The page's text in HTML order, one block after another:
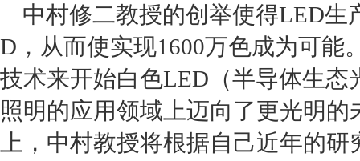
中村修二教授的创举使得LED生
D ，从而使实现1600万色成为可能
技术来开始白色LED （半导体生
照明的应用领域上迈向了更光明
上，中村教授将根据自己近年的